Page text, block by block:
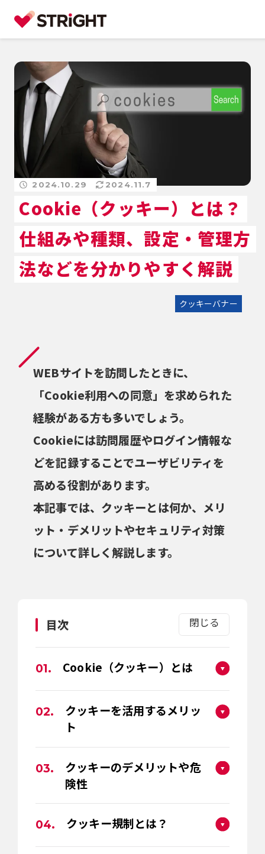
2024.10.29 2024.11.7
Cookie（クッキー）とは？
仕組みや種類、設定・管理方
法などを分かりやすく解説
クッキーバナー
WEBサイトを訪問したときに、
「Cookie利用への同意」を求められた
経験がある方も多いでしょう。
Cookieには訪問履歴やログイン情報な
どを記録することでユーザビリティを
高める役割があります。
本記事では、クッキーとは何か、メリ
ット・デメリットやセキュリティ対策
について詳しく解説します。
目次 閉じる
01. Cookie（クッキー）とは
02.
クッキーを活用するメリッ
ト
03.
クッキーのデメリットや危
険性
04. クッキー規制とは？